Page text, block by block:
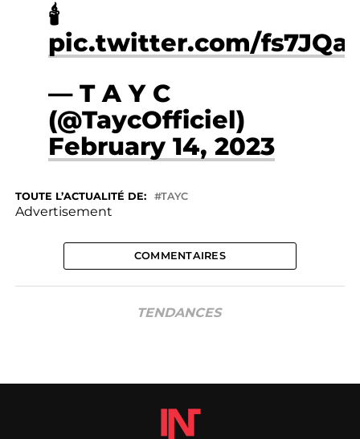
🕯
pic.twitter.com/
— T A Y C
(@TaycOfficiel)
February 14, 2023
TOUTE L’ACTUALITÉ DE: TAYC
Advertisement
COMMENTAIRES
TENDANCES